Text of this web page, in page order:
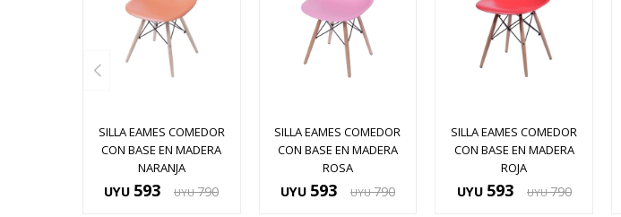
SILLA EAMES COMEDOR
CON BASE EN MADERA
NARANJA
UYU 593 UYU 790
SILLA EAMES COMEDOR
CON BASE EN MADERA
ROSA
UYU 593 UYU 790
SILLA EAMES COMEDOR
CON BASE EN MADERA
ROJA
UYU 593 UYU 790